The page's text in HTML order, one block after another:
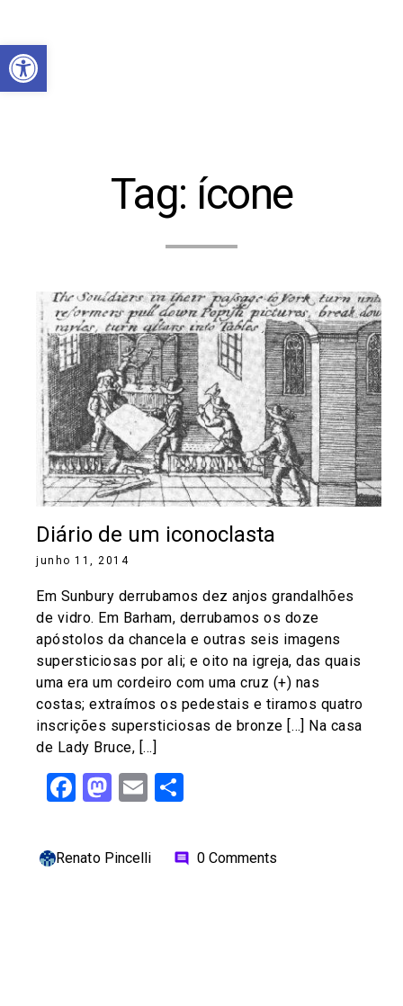
Abrir a barra de ferramentas
Tag: ícone
Diário de um iconoclasta
junho 11, 2014
Em Sunbury derrubamos dez anjos grandalhões
de vidro. Em Barham, derrubamos os doze
apóstolos da chancela e outras seis imagens
supersticiosas por ali; e oito na igreja, das quais
uma era um cordeiro com uma cruz (+) nas
costas; extraímos os pedestais e tiramos quatro
inscrições supersticiosas de bronze […] Na casa
de Lady Bruce, […]
Facebook
Mastodon
Email
Renato Pincelli comment 0 Comments